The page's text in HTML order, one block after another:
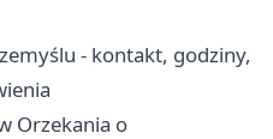
- kontakt, godziny,
Orzekania o